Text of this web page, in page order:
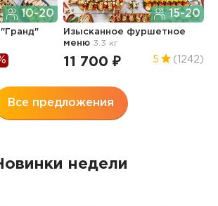
10-20 15-20
Изысканное фуршетное
меню 3.3 кг
11 700 ₽ 5 (1242)
Все предложения
недели